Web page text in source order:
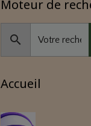
Moteur de
Accueil